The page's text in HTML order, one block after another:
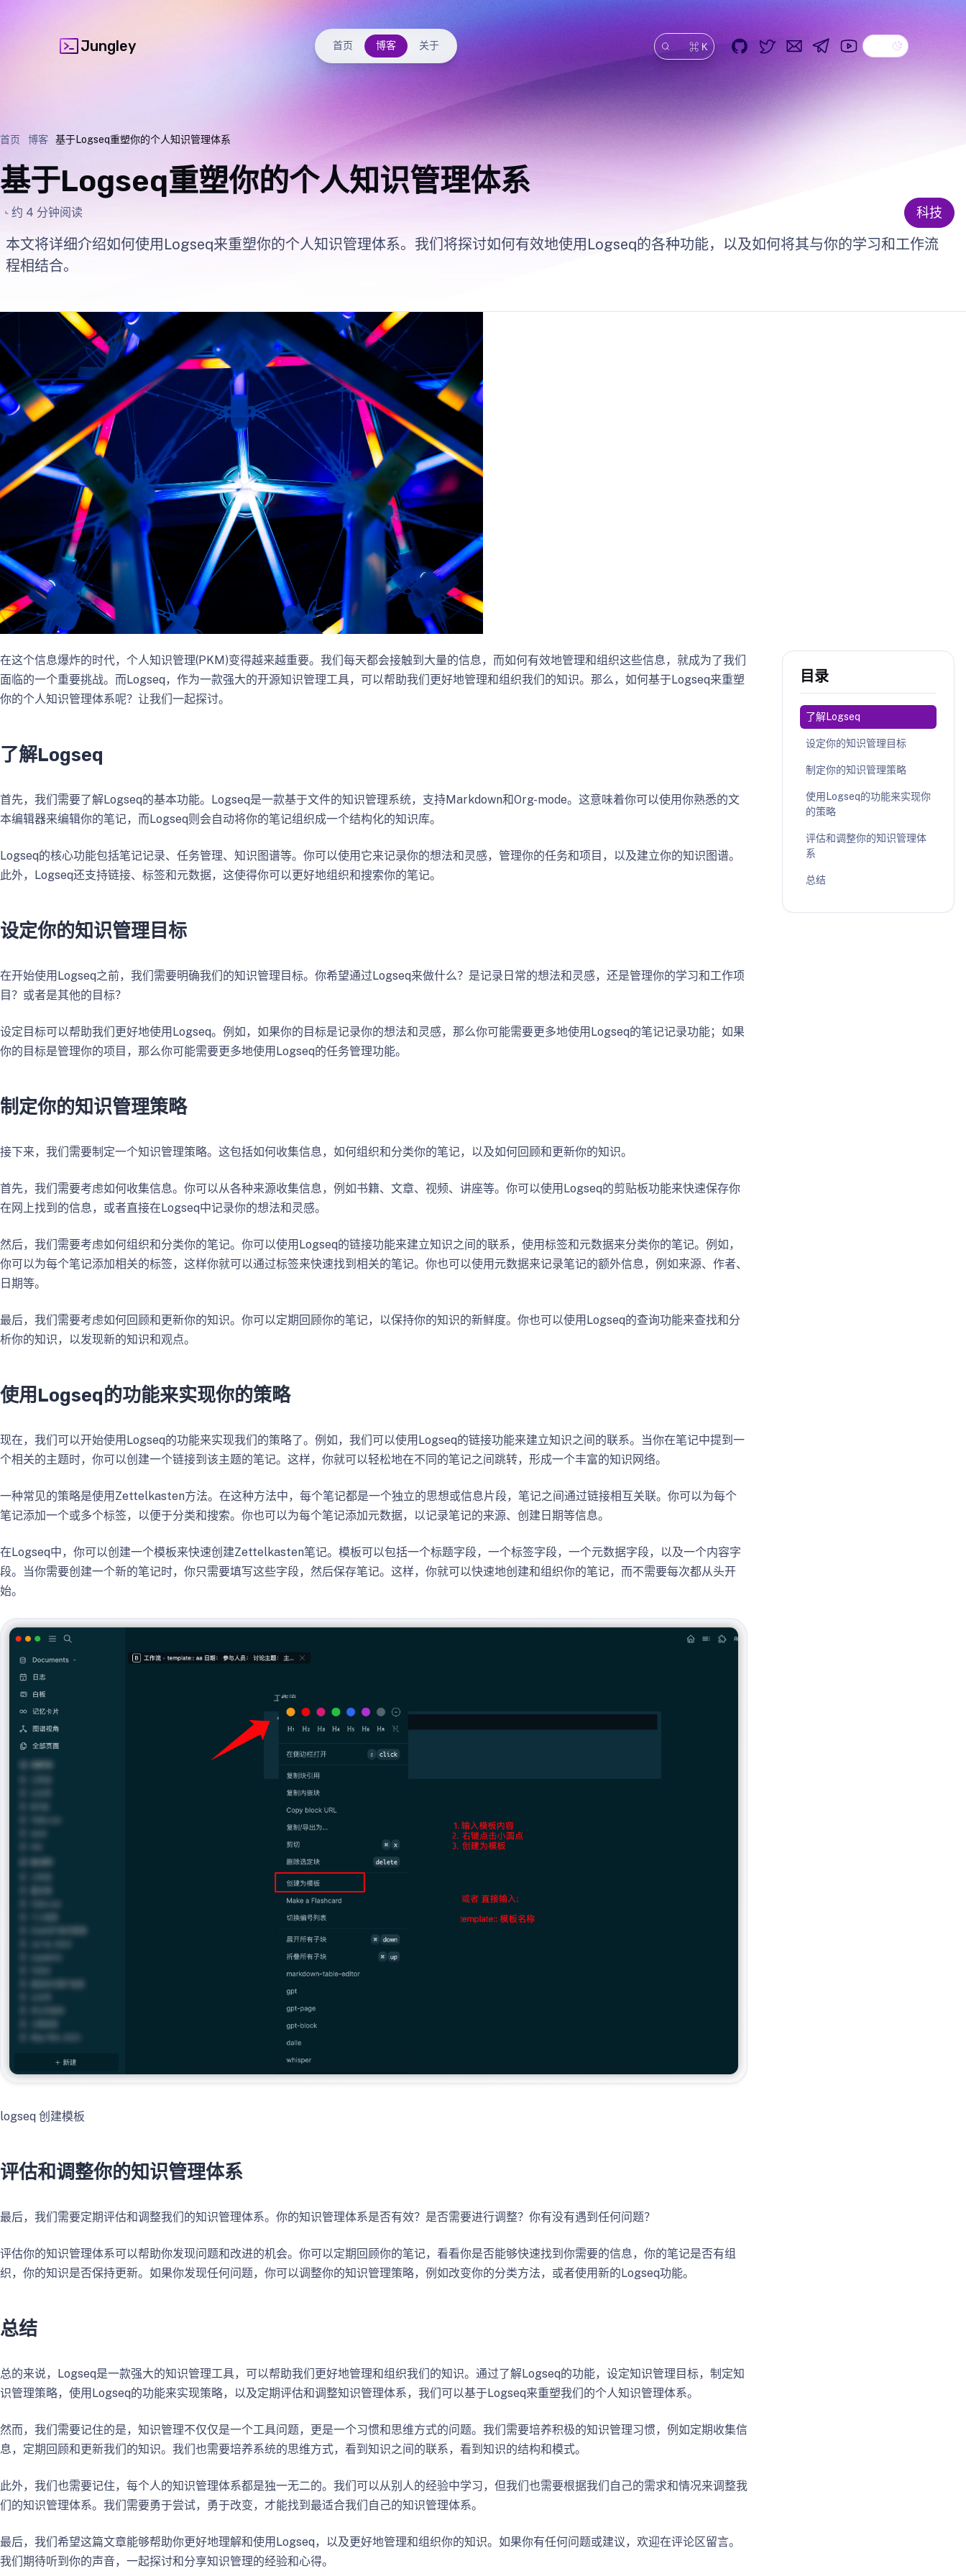
Jungley 首页 博客 关于 ⌘ K
搜索 GitHub
Twitter
EmailTelegram
YouTube
Dark theme
首页 博客 基于Logseq重塑你的个人知识管理体系
基于Logseq重塑你的个人知识管理体系
约 4 分钟阅读 科技
本文将详细介绍如何使用Logseq来重塑你的个人知识管理体系。我们将探讨如何有效地使用Logseq的各种功能，以及如何将其与你的学习和工作流
程相结合。
在这个信息爆炸的时代，个人知识管理(PKM)变得越来越重要。我们每天都会接触到大量的信息，而如何有效地管理和组织这些信息，就成为了我们
面临的一个重要挑战。而Logseq，作为一款强大的开源知识管理工具，可以帮助我们更好地管理和组织我们的知识。那么，如何基于Logseq来重塑
你的个人知识管理体系呢？让我们一起探讨。
了解Logseq
首先，我们需要了解Logseq的基本功能。Logseq是一款基于文件的知识管理系统，支持Markdown和Org-mode。这意味着你可以使用你熟悉的文
本编辑器来编辑你的笔记，而Logseq则会自动将你的笔记组织成一个结构化的知识库。
Logseq的核心功能包括笔记记录、任务管理、知识图谱等。你可以使用它来记录你的想法和灵感，管理你的任务和项目，以及建立你的知识图谱。
此外，Logseq还支持链接、标签和元数据，这使得你可以更好地组织和搜索你的笔记。
设定你的知识管理目标
在开始使用Logseq之前，我们需要明确我们的知识管理目标。你希望通过Logseq来做什么？是记录日常的想法和灵感，还是管理你的学习和工作项
目？或者是其他的目标？
设定目标可以帮助我们更好地使用Logseq。例如，如果你的目标是记录你的想法和灵感，那么你可能需要更多地使用Logseq的笔记记录功能；如果
你的目标是管理你的项目，那么你可能需要更多地使用Logseq的任务管理功能。
制定你的知识管理策略
接下来，我们需要制定一个知识管理策略。这包括如何收集信息，如何组织和分类你的笔记，以及如何回顾和更新你的知识。
首先，我们需要考虑如何收集信息。你可以从各种来源收集信息，例如书籍、文章、视频、讲座等。你可以使用Logseq的剪贴板功能来快速保存你
在网上找到的信息，或者直接在Logseq中记录你的想法和灵感。
然后，我们需要考虑如何组织和分类你的笔记。你可以使用Logseq的链接功能来建立知识之间的联系，使用标签和元数据来分类你的笔记。例如，
你可以为每个笔记添加相关的标签，这样你就可以通过标签来快速找到相关的笔记。你也可以使用元数据来记录笔记的额外信息，例如来源、作者、
日期等。
最后，我们需要考虑如何回顾和更新你的知识。你可以定期回顾你的笔记，以保持你的知识的新鲜度。你也可以使用Logseq的查询功能来查找和分
析你的知识，以发现新的知识和观点。
使用Logseq的功能来实现你的策略
现在，我们可以开始使用Logseq的功能来实现我们的策略了。例如，我们可以使用Logseq的链接功能来建立知识之间的联系。当你在笔记中提到一
个相关的主题时，你可以创建一个链接到该主题的笔记。这样，你就可以轻松地在不同的笔记之间跳转，形成一个丰富的知识网络。
一种常见的策略是使用Zettelkasten方法。在这种方法中，每个笔记都是一个独立的思想或信息片段，笔记之间通过链接相互关联。你可以为每个
笔记添加一个或多个标签，以便于分类和搜索。你也可以为每个笔记添加元数据，以记录笔记的来源、创建日期等信息。
在Logseq中，你可以创建一个模板来快速创建Zettelkasten笔记。模板可以包括一个标题字段，一个标签字段，一个元数据字段，以及一个内容字
段。当你需要创建一个新的笔记时，你只需要填写这些字段，然后保存笔记。这样，你就可以快速地创建和组织你的笔记，而不需要每次都从头开
始。
logseq 创建模板
评估和调整你的知识管理体系
最后，我们需要定期评估和调整我们的知识管理体系。你的知识管理体系是否有效？是否需要进行调整？你有没有遇到任何问题？
评估你的知识管理体系可以帮助你发现问题和改进的机会。你可以定期回顾你的笔记，看看你是否能够快速找到你需要的信息，你的笔记是否有组
织，你的知识是否保持更新。如果你发现任何问题，你可以调整你的知识管理策略，例如改变你的分类方法，或者使用新的Logseq功能。
总结
总的来说，Logseq是一款强大的知识管理工具，可以帮助我们更好地管理和组织我们的知识。通过了解Logseq的功能，设定知识管理目标，制定知
识管理策略，使用Logseq的功能来实现策略，以及定期评估和调整知识管理体系，我们可以基于Logseq来重塑我们的个人知识管理体系。
然而，我们需要记住的是，知识管理不仅仅是一个工具问题，更是一个习惯和思维方式的问题。我们需要培养积极的知识管理习惯，例如定期收集信
息，定期回顾和更新我们的知识。我们也需要培养系统的思维方式，看到知识之间的联系，看到知识的结构和模式。
此外，我们也需要记住，每个人的知识管理体系都是独一无二的。我们可以从别人的经验中学习，但我们也需要根据我们自己的需求和情况来调整我
们的知识管理体系。我们需要勇于尝试，勇于改变，才能找到最适合我们自己的知识管理体系。
最后，我们希望这篇文章能够帮助你更好地理解和使用Logseq，以及更好地管理和组织你的知识。如果你有任何问题或建议，欢迎在评论区留言。
我们期待听到你的声音，一起探讨和分享知识管理的经验和心得。
目录
了解Logseq
设定你的知识管理目标
制定你的知识管理策略
使用Logseq的功能来实现你
的策略
评估和调整你的知识管理体
系
总结